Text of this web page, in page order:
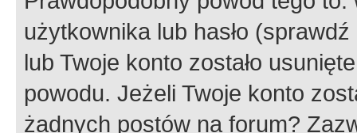
użytkownika lub hasło
lub Twoje konto zostało
powodu. Jeżeli Twoje konto
żadnych postów na forum?